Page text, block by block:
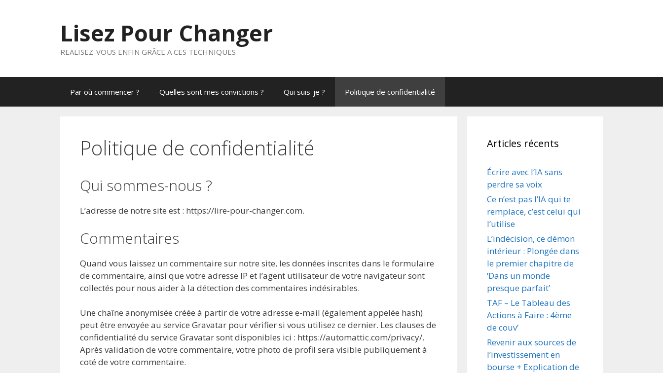
Lisez Pour Changer
REALISEZ-VOUS ENFIN GRÂCE A CES TECHNIQUES
Par où commencer ? Quelles sont mes convictions ? Qui suis-je ? Politique de confidentialité
Politique de confidentialité
Qui sommes-nous ?
L’adresse de notre site est : https://lire-pour-changer.com.
Commentaires
Quand vous laissez un commentaire sur notre site, les données inscrites dans le formulaire
de commentaire, ainsi que votre adresse IP et l’agent utilisateur de votre navigateur sont
collectés pour nous aider à la détection des commentaires indésirables.
Une chaîne anonymisée créée à partir de votre adresse e-mail (également appelée hash)
peut être envoyée au service Gravatar pour vérifier si vous utilisez ce dernier. Les clauses de
confidentialité du service Gravatar sont disponibles ici : https://automattic.com/privacy/.
Après validation de votre commentaire, votre photo de profil sera visible publiquement à
coté de votre commentaire.
Articles récents
Écrire avec l’IA sans
perdre sa voix
Ce n’est pas l’IA qui te
remplace, c’est celui qui
l’utilise
L’indécision, ce démon
intérieur : Plongée dans
le premier chapitre de
‘Dans un monde
presque parfait’
TAF – Le Tableau des
Actions à Faire : 4ème
de couv’
Revenir aux sources de
l’investissement en
bourse + Explication de